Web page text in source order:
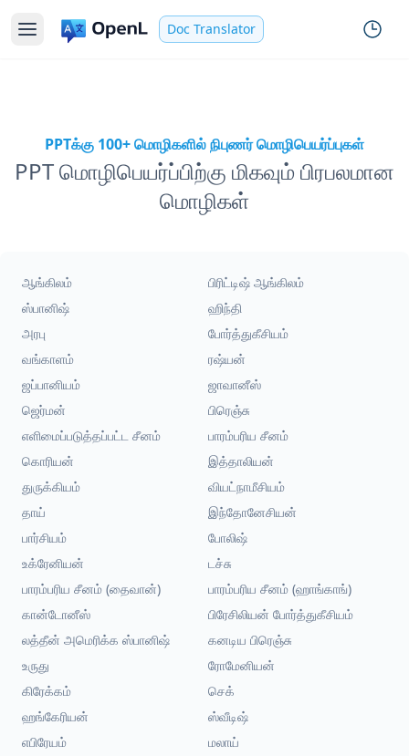
Doc Translator
PPTக்கு 100+ மொழிகளில் நிபுணர் மொழிபெயர்ப்புகள்
PPT மொழிபெயர்ப்பிற்கு மிகவும் பிரபலமான
மொழிகள்
ஆங்கிலம்
பிரிட்டிஷ் ஆங்கிலம்
ஸ்பானிஷ்
ஹிந்தி
அரபு
போர்த்துகீசியம்
வங்காளம்
ரஷ்யன்
ஜப்பானியம்
ஜாவானீஸ்
ஜெர்மன்
பிரெஞ்சு
எளிமைப்படுத்தப்பட்ட சீனம்
பாரம்பரிய சீனம்
கொரியன்
இத்தாலியன்
துருக்கியம்
வியட்நாமீசியம்
தாய்
இந்தோனேசியன்
பார்சியம்
போலிஷ்
உக்ரேனியன்
டச்சு
பாரம்பரிய சீனம் (தைவான்)
பாரம்பரிய சீனம் (ஹாங்காங்)
கான்டோனீஸ்
பிரேசிலியன் போர்த்துகீசியம்
லத்தீன் அமெரிக்க ஸ்பானிஷ்
கனடிய பிரெஞ்சு
உருது
ரோமேனியன்
கிரேக்கம்
செக்
ஹங்கேரியன்
ஸ்வீடிஷ்
எபிரேயம்
மலாய்